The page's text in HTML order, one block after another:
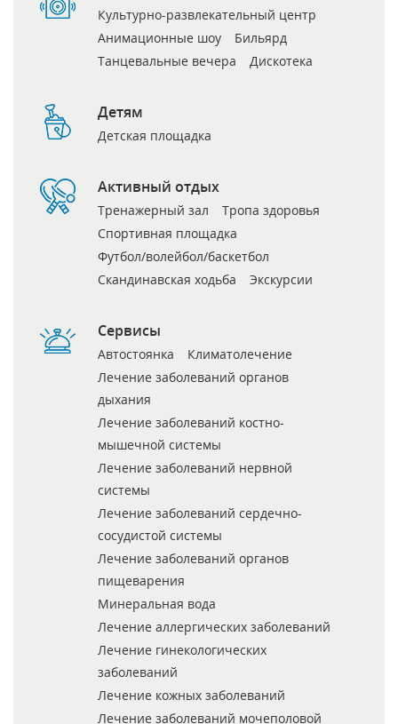
Культурно-развлекательный центр
Анимационные шоу
Бильярд
Танцевальные вечера
Дискотека
Детям
Детская площадка
Активный отдых
Тренажерный зал
Тропа здоровья
Спортивная площадка
Футбол/волейбол/баскетбол
Скандинавская ходьба
Экскурсии
Сервисы
Автостоянка
Климатолечение
Лечение заболеваний органов
дыхания
Лечение заболеваний костно-
мышечной системы
Лечение заболеваний нервной
системы
Лечение заболеваний сердечно-
сосудистой системы
Лечение заболеваний органов
пищеварения
Минеральная вода
Лечение аллергических заболеваний
Лечение гинекологических
заболеваний
Лечение кожных заболеваний
Лечение заболеваний мочеполовой